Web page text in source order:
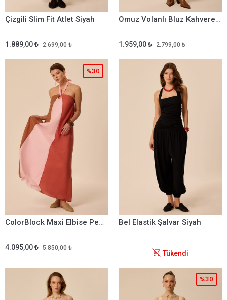
Çizgili Slim Fit Atlet Siyah
1.889,00 ₺ 2.699,00 ₺
Omuz Volanlı Bluz Kahverengi
1.959,00 ₺ 2.799,00 ₺
ColorBlock Maxi Elbise Pembe
4.095,00 ₺ 5.850,00 ₺
%30
Bel Elastik Şalvar Siyah
Tükendi
%30